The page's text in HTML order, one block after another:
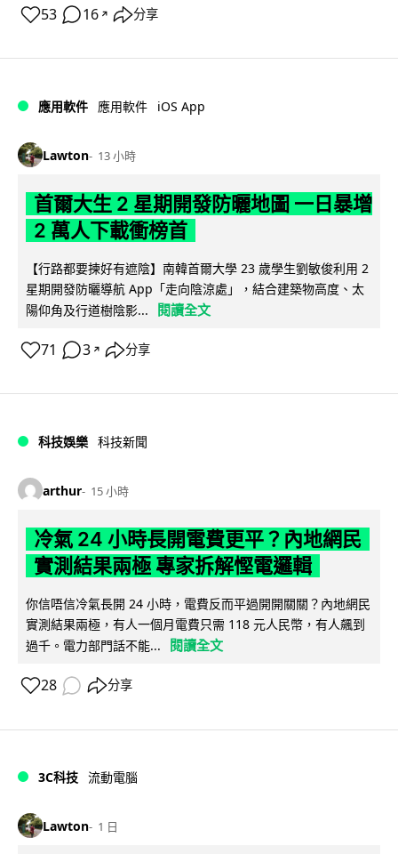
53 16 ↗ 分享
應用軟件 應用軟件 iOS App
Lawton 13 小時
首爾大生 2 星期開發防曬地圖 一日暴增
2 萬人下載衝榜首
【行路都要揀好有遮陰】南韓首爾大學 23 歲學生劉敏俊利用 2
星期開發防曬導航 App「走向陰涼處」，結合建築物高度、太
陽仰角及行道樹陰影...
閱讀全文
71 3 ↗ 分享
科技娛樂 科技新聞
arthur 15 小時
冷氣 24 小時長開電費更平？內地網民
實測結果兩極 專家拆解慳電邏輯
你信唔信冷氣長開 24 小時，電費反而平過開開關關？內地網民
實測結果兩極，有人一個月電費只需 118 元人民幣，有人飆到
過千。電力部門話不能...
閱讀全文
28 分享
3C科技 流動電腦
Lawton 1 日